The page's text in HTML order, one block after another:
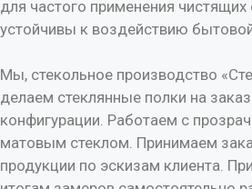
для частого применения чистящих
устойчивы к воздействию
Мы, стекольное производство
делаем стеклянные полки на
конфигурации. Работаем с
матовым стеклом. Принимаем
продукции по эскизам клиента.